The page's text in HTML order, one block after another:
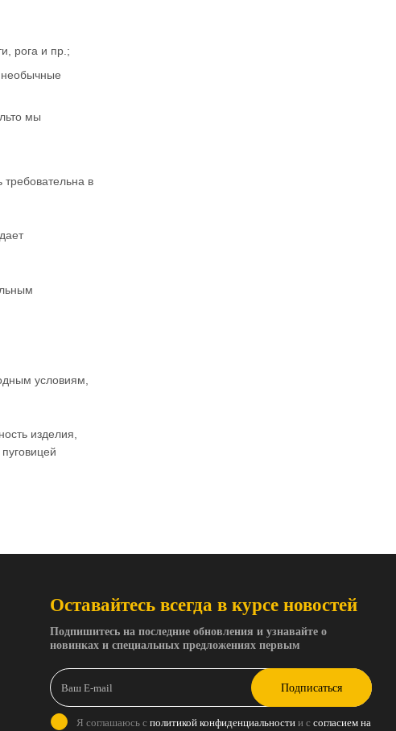
рога и пр.;
мы
в
условиям,
изделия,
Оставайтесь всегда в курсе новостей
Подпишитесь на последние обновления и узнавайте о
новинках и специальных предложениях первым
Подписаться
Я соглашаюсь с политикой конфиденциальности и с согласием на